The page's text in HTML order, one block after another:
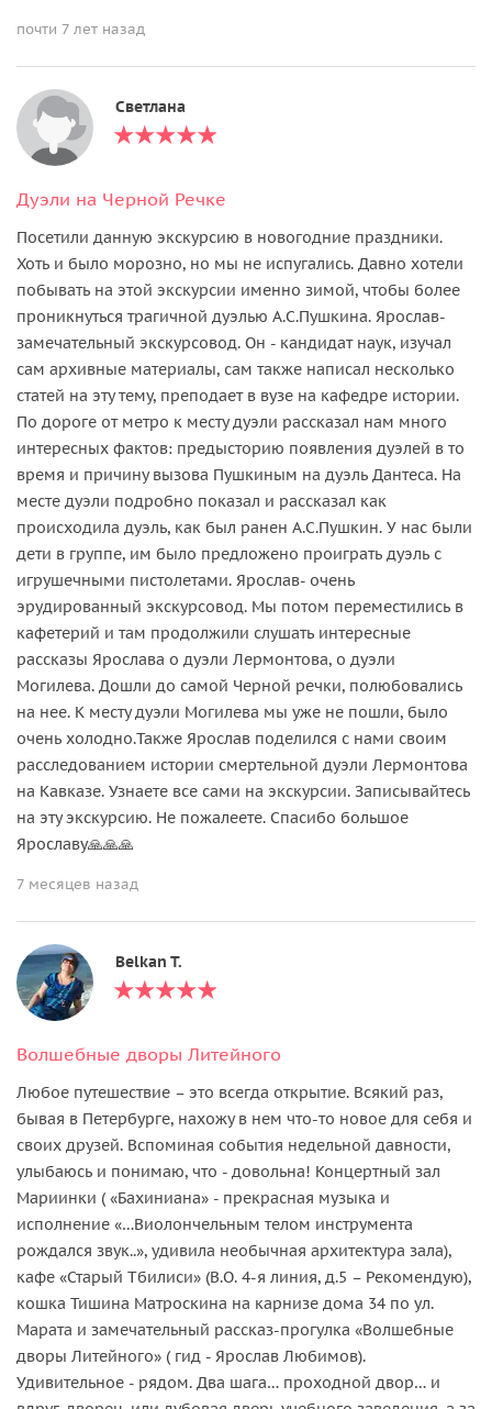
почти 7 лет назад
Светлана
Дуэли на Черной Речке
Посетили данную экскурсию в новогодние праздники.
Хоть и было морозно, но мы не испугались. Давно хотели
побывать на этой экскурсии именно зимой, чтобы более
проникнуться трагичной дуэлью А.С.Пушкина. Ярослав-
замечательный экскурсовод. Он - кандидат наук, изучал
сам архивные материалы, сам также написал несколько
статей на эту тему, преподает в вузе на кафедре истории.
По дороге от метро к месту дуэли рассказал нам много
интересных фактов: предысторию появления дуэлей в то
время и причину вызова Пушкиным на дуэль Дантеса. На
месте дуэли подробно показал и рассказал как
происходила дуэль, как был ранен А.С.Пушкин. У нас были
дети в группе, им было предложено проиграть дуэль с
игрушечными пистолетами. Ярослав- очень
эрудированный экскурсовод. Мы потом переместились в
кафетерий и там продолжили слушать интересные
рассказы Ярослава о дуэли Лермонтова, о дуэли
Могилева. Дошли до самой Черной речки, полюбовались
на нее. К месту дуэли Могилева мы уже не пошли, было
очень холодно.Также Ярослав поделился с нами своим
расследованием истории смертельной дуэли Лермонтова
на Кавказе. Узнаете все сами на экскурсии. Записывайтесь
на эту экскурсию. Не пожалеете. Спасибо большое
Ярославу🙏🙏🙏
7 месяцев назад
Belkan T.
Волшебные дворы Литейного
Любое путешествие – это всегда открытие. Всякий раз,
бывая в Петербурге, нахожу в нем что-то новое для себя и
своих друзей. Вспоминая события недельной давности,
улыбаюсь и понимаю, что - довольна! Концертный зал
Мариинки ( «Бахиниана» - прекрасная музыка и
исполнение «…Виолончельным телом инструмента
рождался звук..», удивила необычная архитектура зала),
кафе «Старый Тбилиси» (В.О. 4-я линия, д.5 – Рекомендую),
кошка Тишина Матроскина на карнизе дома 34 по ул.
Марата и замечательный рассказ-прогулка «Волшебные
дворы Литейного» ( гид - Ярослав Любимов).
Удивительное - рядом. Два шага… проходной двор… и